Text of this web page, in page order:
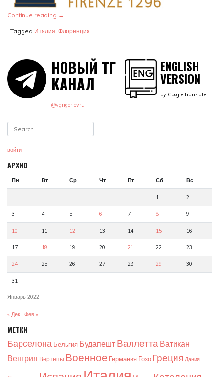
Continue reading →
| Tagged Италия Флоренция
НОВЫЙ ТГ
КАНАЛ
@vgrigorievru
ENGLISH
VERSION
by Google translate
войти
АРХИВ
Январь 2022
Пн Вт Ср Чт Пт Сб Вс
1 2
3 4 5 6 7 8 9
10 11 12 13 14 15 16
17 18 19 20 21 22 23
24 25 26 27 28 29 30
31
« Дек Фев »
МЕТКИ
Барселона Бельгия Будапешт Валлетта Ватикан
Венгрия Вертепы Военное Германия Гозо Греция Дания